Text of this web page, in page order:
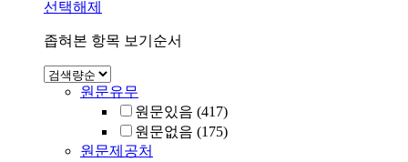
선택해제
좁혀본 항목 보기순서
원문유무
원문있음 (417)
원문없음 (175)
원문제공처